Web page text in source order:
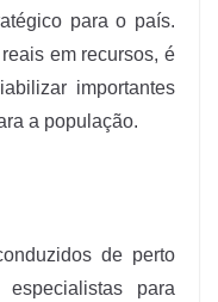
para o país.
em recursos, é
importantes
a população.
de perto
para